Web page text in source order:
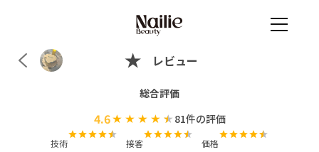
レビュー
総合評価
4.6 81件の評価
技術 接客 価格